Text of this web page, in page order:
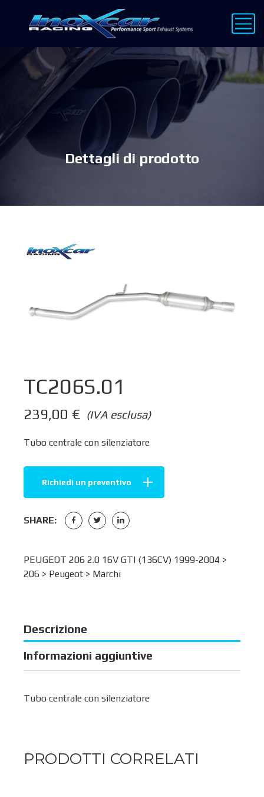
Dettagli di prodotto
TC206S.01
(IVA esclusa)
239,00 €
Tubo centrale con silenziatore
Richiedi un preventivo
SHARE:
PEUGEOT 206 2.0 16V GTI (136CV) 1999-2004 >
206 > Peugeot > Marchi
Descrizione
Informazioni aggiuntive
Tubo centrale con silenziatore
PRODOTTI CORRELATI